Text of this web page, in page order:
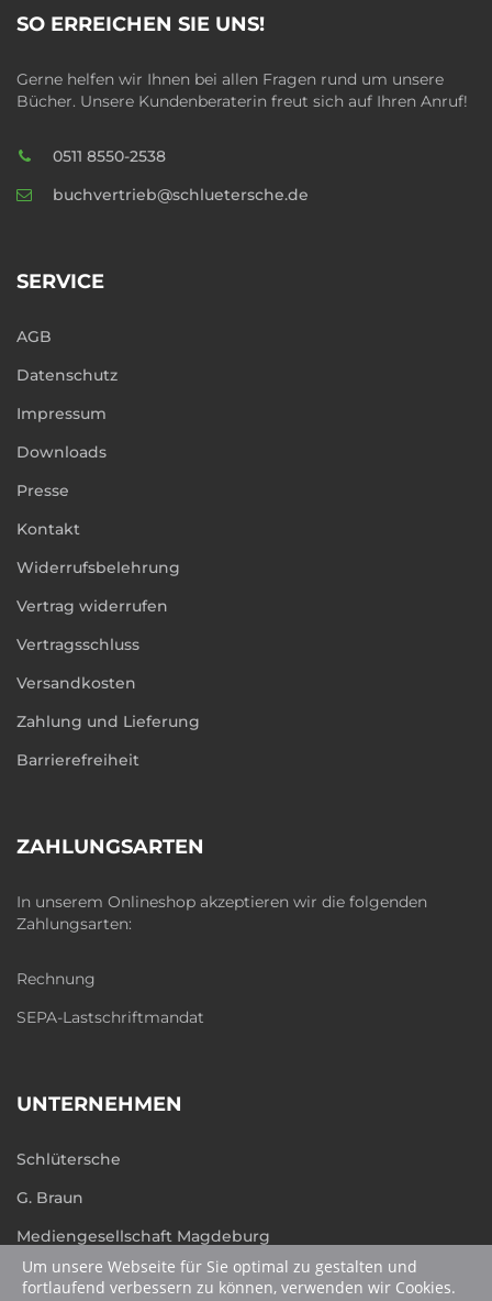
SO ERREICHEN SIE UNS!
Gerne helfen wir Ihnen bei allen Fragen rund um unsere
Bücher. Unsere Kundenberaterin freut sich auf Ihren Anruf!
0511 8550-2538
buchvertrieb@schluetersche.de
SERVICE
AGB
Datenschutz
Impressum
Downloads
Presse
Kontakt
Widerrufsbelehrung
Vertrag widerrufen
Vertragsschluss
Versandkosten
Zahlung und Lieferung
Barrierefreiheit
ZAHLUNGSARTEN
In unserem Onlineshop akzeptieren wir die folgenden
Zahlungsarten:
Rechnung
SEPA-Lastschriftmandat
UNTERNEHMEN
Schlütersche
G. Braun
Mediengesellschaft Magdeburg
humboldt.de
Um unsere Webseite für Sie optimal zu gestalten und
fortlaufend verbessern zu können, verwenden wir Cookies.